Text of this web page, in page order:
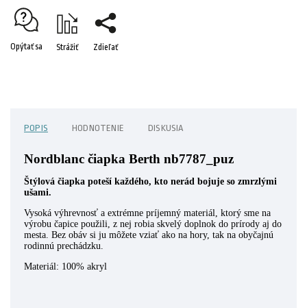
Opýtať sa Strážiť Zdieľať
POPIS HODNOTENIE DISKUSIA
Nordblanc čiapka Berth nb7787_puz
Štýlová čiapka poteší každého, kto nerád bojuje so zmrzlými
ušami.
Vysoká výhrevnosť a extrémne príjemný materiál, ktorý sme na
výrobu čapice použili, z nej robia skvelý doplnok do prírody aj do
mesta. Bez obáv si ju môžete vziať ako na hory, tak na obyčajnú
rodinnú prechádzku.
Materiál: 100% akryl